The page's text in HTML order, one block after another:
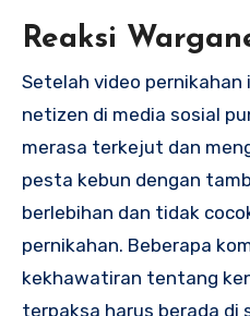
Reaksi
Setelah video pernikahan
netizen di media sosial
merasa terkejut dan
pesta kebun dengan
berlebihan dan tidak
pernikahan. Beberapa
kekhawatiran tentang
terpaksa harus berada di